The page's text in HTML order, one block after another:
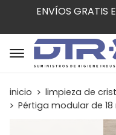
ENVÍOS GRATIS
inicio
limpieza de
Pértiga modular de